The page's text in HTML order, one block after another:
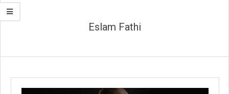
Eslam Fathi